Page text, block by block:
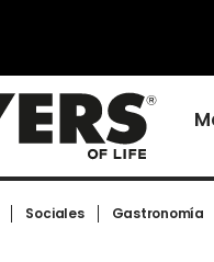
Sociales Gastronomía